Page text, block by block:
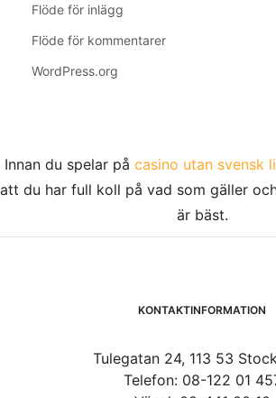
Flöde för inlägg
Flöde för kommentarer
WordPress.org
Innan du spelar på casino utan svensk
att du har full koll på vad som gäller
är bäst.
KONTAKTINFORMATION
Tulegatan 24, 113 53
Telefon: 08-122 01